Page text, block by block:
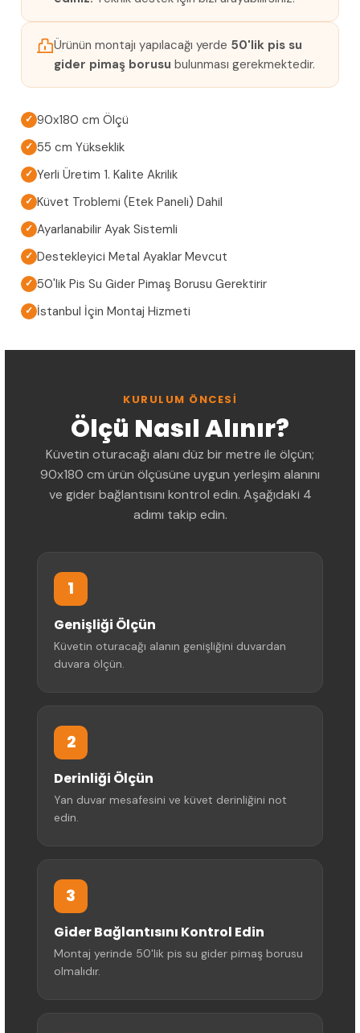
Ürünün montajı yapılacağı yerde 50'lik pis su
gider pimaş borusu bulunması gerekmektedir.
✓ 90x180 cm Ölçü
✓ 55 cm Yükseklik
✓ Yerli Üretim 1. Kalite Akrilik
✓ Küvet Troblemi (Etek Paneli) Dahil
✓ Ayarlanabilir Ayak Sistemli
✓ Destekleyici Metal Ayaklar Mevcut
✓ 50'lik Pis Su Gider Pimaş Borusu Gerektirir
✓ İstanbul İçin Montaj Hizmeti
KURULUM ÖNCESI
Ölçü Nasıl Alınır?
Küvetin oturacağı alanı düz bir metre ile ölçün;
90x180 cm ürün ölçüsüne uygun yerleşim alanını
ve gider bağlantısını kontrol edin. Aşağıdaki 4
adımı takip edin.
1
Genişliği Ölçün
Küvetin oturacağı alanın genişliğini duvardan
duvara ölçün.
2
Derinliği Ölçün
Yan duvar mesafesini ve küvet derinliğini not
edin.
3
Gider Bağlantısını Kontrol Edin
Montaj yerinde 50'lik pis su gider pimaş borusu
olmalıdır.